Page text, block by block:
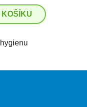
KOŠÍKU